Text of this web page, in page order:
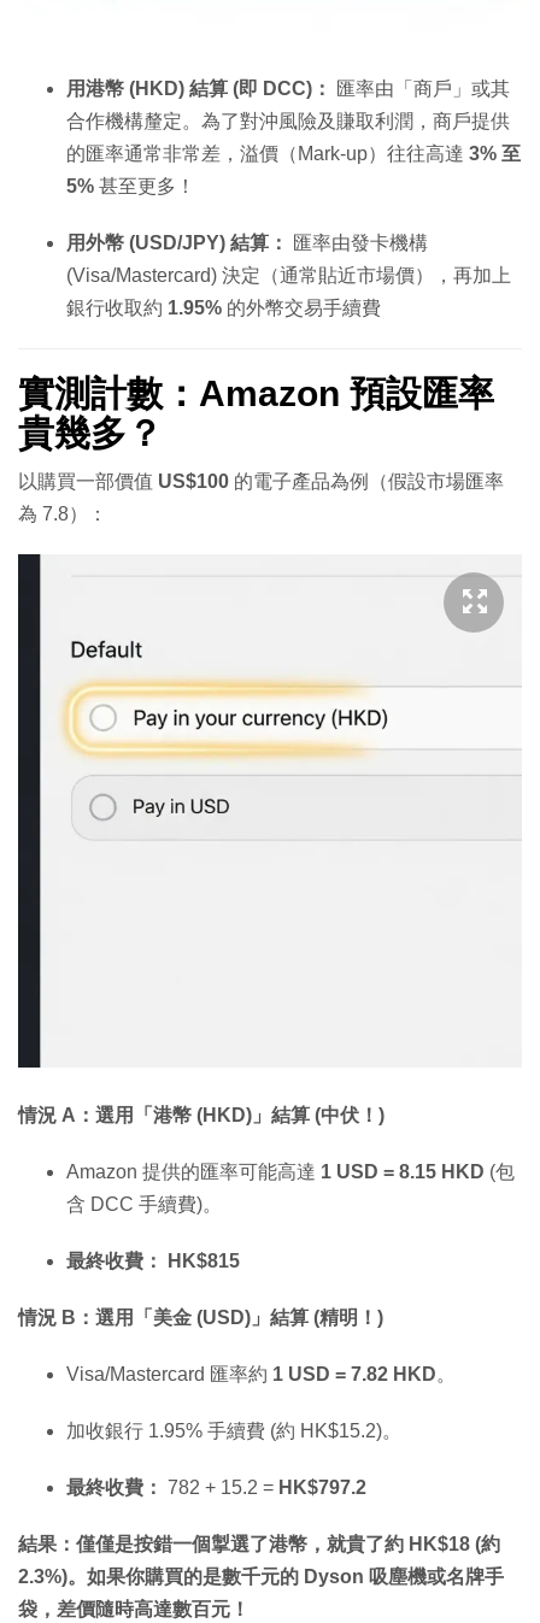
用港幣 (HKD) 結算 (即 DCC)：
匯率由「商戶」或其
合作機構釐定。為了對沖風險及賺取利潤，商戶提供
的匯率通常非常差，溢價（Mark-up）往往高達 3% 至
5% 甚至更多！
用外幣 (USD/JPY) 結算：
匯率由發卡機構
(Visa/Mastercard) 決定（通常貼近市場價），再加上
銀行收取約 1.95% 的外幣交易手續費
實測計數：Amazon 預設匯率
貴幾多？
以購買一部價值 US$100 的電子產品為例（假設市場匯率
為 7.8）：
情況 A：選用「港幣 (HKD)」結算 (中伏！)
Amazon 提供的匯率可能高達 1 USD = 8.15 HKD (包
含 DCC 手續費)。
最終收費： HK$815
情況 B：選用「美金 (USD)」結算 (精明！)
Visa/Mastercard 匯率約 1 USD = 7.82 HKD。
加收銀行 1.95% 手續費 (約 HK$15.2)。
最終收費： 782 + 15.2 = HK$797.2
結果：僅僅是按錯一個掣選了港幣，就貴了約 HK$18 (約
2.3%)。如果你購買的是數千元的 Dyson 吸塵機或名牌手
袋，差價隨時高達數百元！